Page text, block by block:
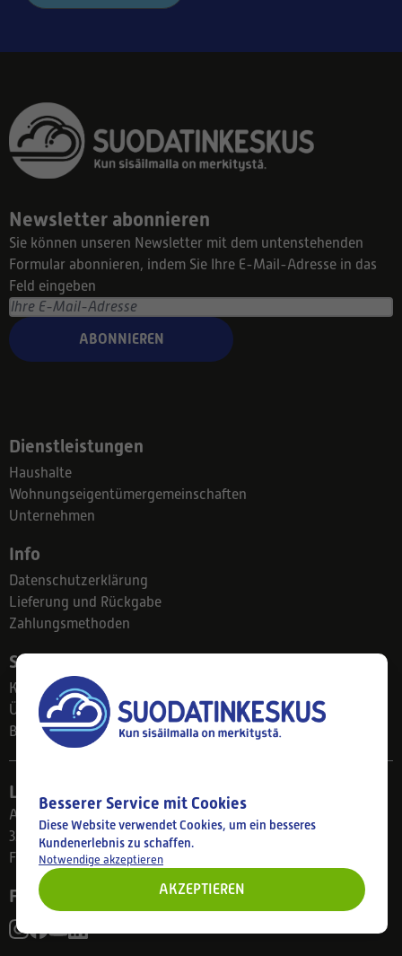
Newsletter abonnieren
Sie können unseren Newsletter mit dem untenstehenden
Formular abonnieren, indem Sie Ihre E-Mail-Adresse in das
Feld eingeben
ABONNIEREN
Dienstleistungen
Haushalte
Wohnungseigentümergemeinschaften
Unternehmen
Info
Datenschutzerklärung
Lieferung und Rückgabe
Zahlungsmethoden
Suodatinkeskus
Kontakt
Über uns
Blog
Ladengeschäft
Ahlmanintie 61
33800 Tampere
Finnland
Folgen Sie uns
Besserer Service mit Cookies
Diese Website verwendet Cookies, um ein besseres
Kundenerlebnis zu schaffen.
Notwendige akzeptieren
AKZEPTIEREN